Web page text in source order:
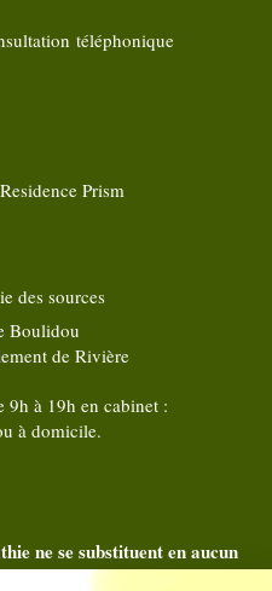
téléphonique
Prism
des sources
Boulidou
de Rivière
9h à 19h en cabinet :
à domicile.
ne se substituent en aucun
traitement médical